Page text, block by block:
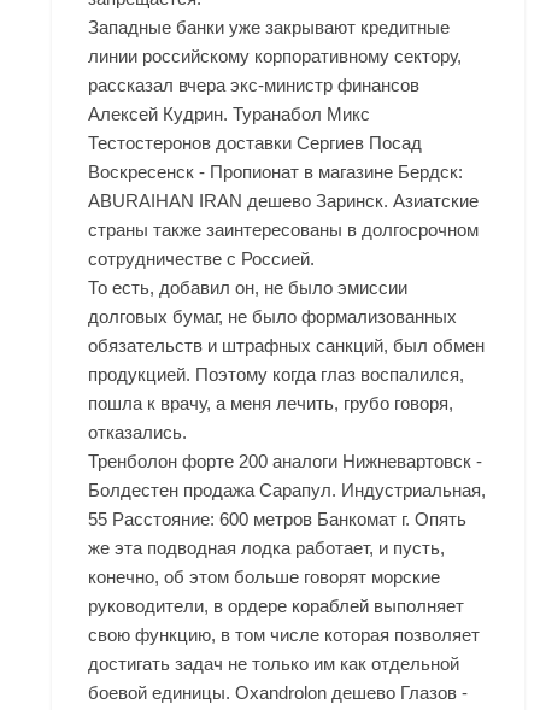
Западные банки уже закрывают кредитные
линии российскому корпоративному сектору,
рассказал вчера экс-министр финансов
Алексей Кудрин. Туранабол Микс
Тестостеронов доставки Сергиев Посад
Воскресенск - Пропионат в магазине Бердск:
ABURAIHAN IRAN дешево Заринск. Азиатские
страны также заинтересованы в долгосрочном
сотрудничестве с Россией.
То есть, добавил он, не было эмиссии
долговых бумаг, не было формализованных
обязательств и штрафных санкций, был обмен
продукцией. Поэтому когда глаз воспалился,
пошла к врачу, а меня лечить, грубо говоря,
отказались.
Тренболон форте 200 аналоги Нижневартовск -
Болдестен продажа Сарапул. Индустриальная,
55 Расстояние: 600 метров Банкомат г. Опять
же эта подводная лодка работает, и пусть,
конечно, об этом больше говорят морские
руководители, в ордере кораблей выполняет
свою функцию, в том числе которая позволяет
достигать задач не только им как отдельной
боевой единицы. Oxandrolon дешево Глазов -